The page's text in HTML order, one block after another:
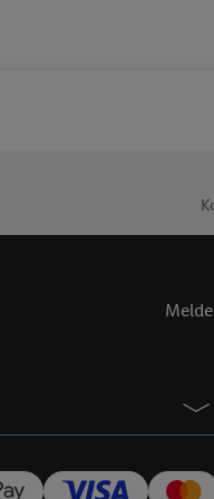
Plus-Konto einloggen,
Verantwortlichkeit mit
können, um Sie in
Hierzu wird von uns
Adresse in
den Lidl-Diensten
Wenn das der Fall ist,
Kundenkonto-
verwenden, um Sie
Insbesondere können
widerrufen - jederzeit